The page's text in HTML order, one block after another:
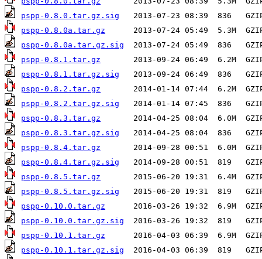
pspp-0.8.0.tar.gz.sig
pspp-0.8.0a.tar.gz
pspp-0.8.0a.tar.gz.sig
pspp-0.8.1.tar.gz
pspp-0.8.1.tar.gz.sig
pspp-0.8.2.tar.gz
pspp-0.8.2.tar.gz.sig
pspp-0.8.3.tar.gz
pspp-0.8.3.tar.gz.sig
pspp-0.8.4.tar.gz
pspp-0.8.4.tar.gz.sig
pspp-0.8.5.tar.gz
pspp-0.8.5.tar.gz.sig
pspp-0.10.0.tar.gz
pspp-0.10.0.tar.gz.sig
pspp-0.10.1.tar.gz
pspp-0.10.1.tar.gz.sig